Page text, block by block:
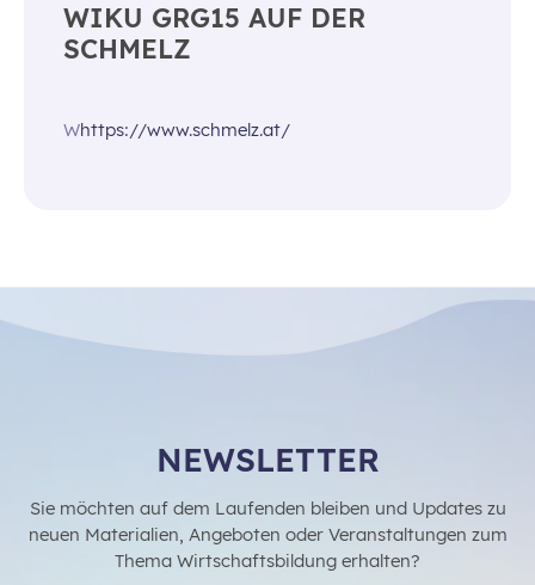
WIKU GRG15 AUF DER
SCHMELZ
Whttps://www.schmelz.at/
NEWSLETTER
Sie möchten auf dem Laufenden bleiben und Updates zu
neuen Materialien, Angeboten oder Veranstaltungen zum
Thema Wirtschaftsbildung erhalten?